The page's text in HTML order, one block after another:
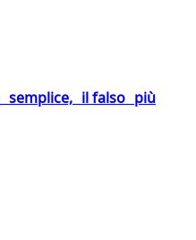
semplice, il falso più